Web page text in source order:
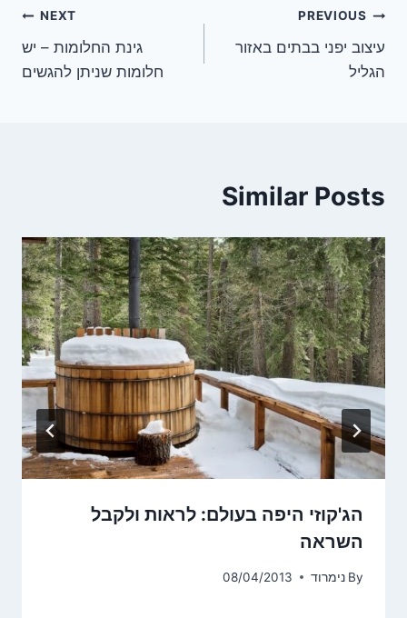
ניווט
PREVIOUS
עיצוב יפני בבתים באזור
הגליל
NEXT
גינת החלומות – יש
חלומות שניתן להגשים
Similar Posts
הג'קוזי היפה בעולם: לראות ולקבל
השראה
By נימרוד 08/04/2013